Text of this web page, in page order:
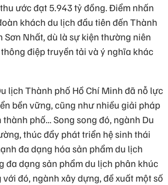
ước đạt 5.943 tỷ đồng. Điểm nhấn
khách du lịch đầu tiên đến Thành
Sơn Nhất, dù là sự kiện thường niên
điệp truyền tải và ý nghĩa khác
lịch Thành phố Hồ Chí Minh đã nỗ lực
bền vững, cũng như nhiều giải pháp
phố... Song song đó, ngành Du
thúc đẩy phát triển hệ sinh thái
đa dạng hóa sản phẩm du lịch
dạng sản phẩm du lịch phân khúc
đó, ngành xây dựng, đề xuất một số